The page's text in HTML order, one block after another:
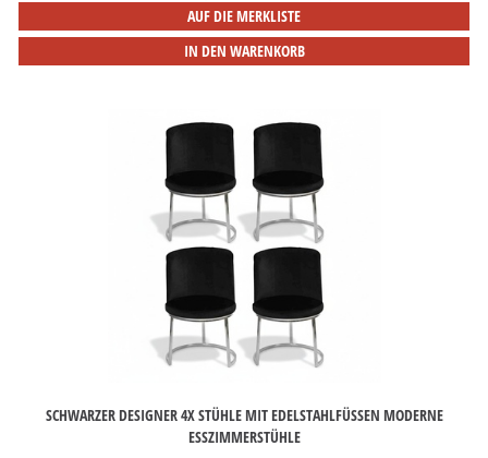
AUF DIE MERKLISTE
IN DEN WARENKORB
SCHWARZER DESIGNER 4X STÜHLE MIT EDELSTAHLFÜSSEN MODERNE E
SSZIMMERSTÜHLE